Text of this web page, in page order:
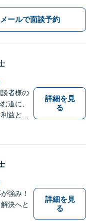
メールで面談予約
談者様の
道に、
益と考
東から
ありま
詳細を見
る
強み！
決へと
詳細を見
る